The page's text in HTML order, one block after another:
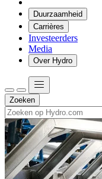
Duurzaamheid
Carrières
Investeerders
Media
Over Hydro
Zoeken